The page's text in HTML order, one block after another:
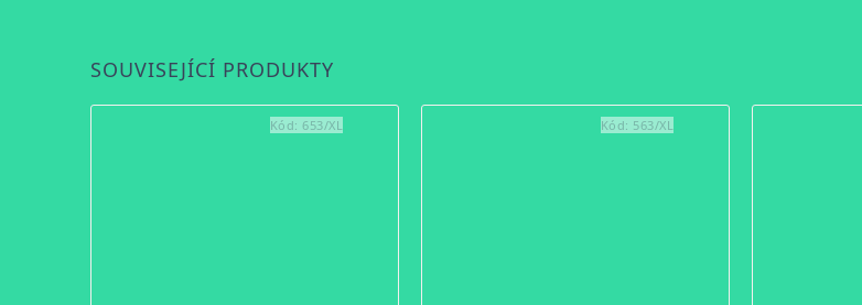
SOUVISEJÍCÍ PRODUKTY
Kód: 653/XL Kód: 563/XL